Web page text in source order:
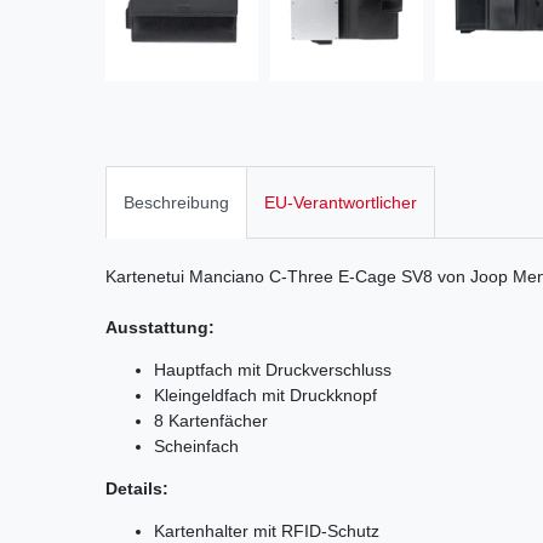
Beschreibung EU-Verantwortlicher
Kartenetui Manciano C-Three E-Cage SV8 von Joop
Ausstattung:
Hauptfach mit Druckverschluss
Kleingeldfach mit Druckknopf
8 Kartenfächer
Scheinfach
Details:
Kartenhalter mit RFID-Schutz